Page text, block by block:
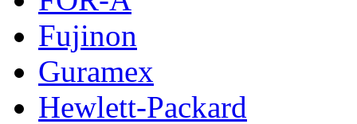
Fujinon
Guramex
Hewlett-Packard